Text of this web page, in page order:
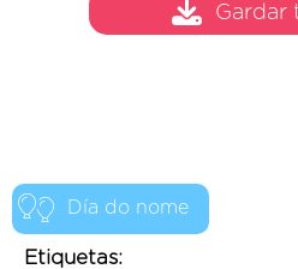
Día do nome
Etiquetas:
Gardar